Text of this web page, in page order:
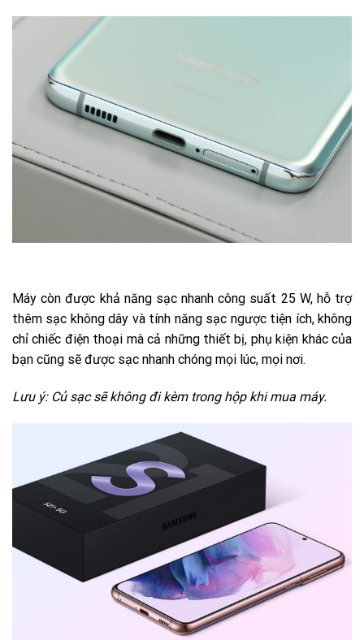
Máy còn được khả năng sạc nhanh công suất 25 W, hỗ trợ
thêm sạc không dây và tính năng sạc ngược tiện ích, không
chỉ chiếc điện thoại mà cả những thiết bị, phụ kiện khác của
bạn cũng sẽ được sạc nhanh chóng mọi lúc, mọi nơi.
Lưu ý: Củ sạc sẽ không đi kèm trong hộp khi mua máy.